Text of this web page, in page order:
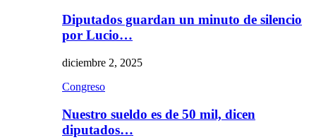
Diputados guardan un minuto de silencio
por Lucio…
diciembre 2, 2025
Congreso
Nuestro sueldo es de 50 mil, dicen
diputados…